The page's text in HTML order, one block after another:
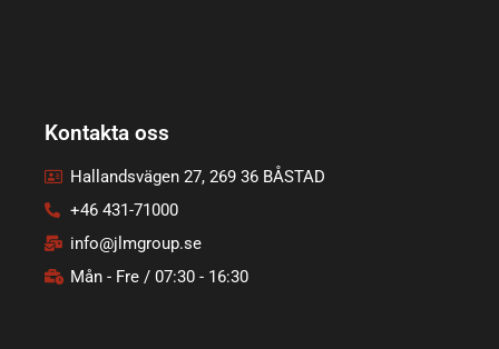
Kontakta oss
Hallandsvägen 27, 269 36 BÅSTAD
+46 431-71000
info@jlmgroup.se
Mån - Fre / 07:30 - 16:30